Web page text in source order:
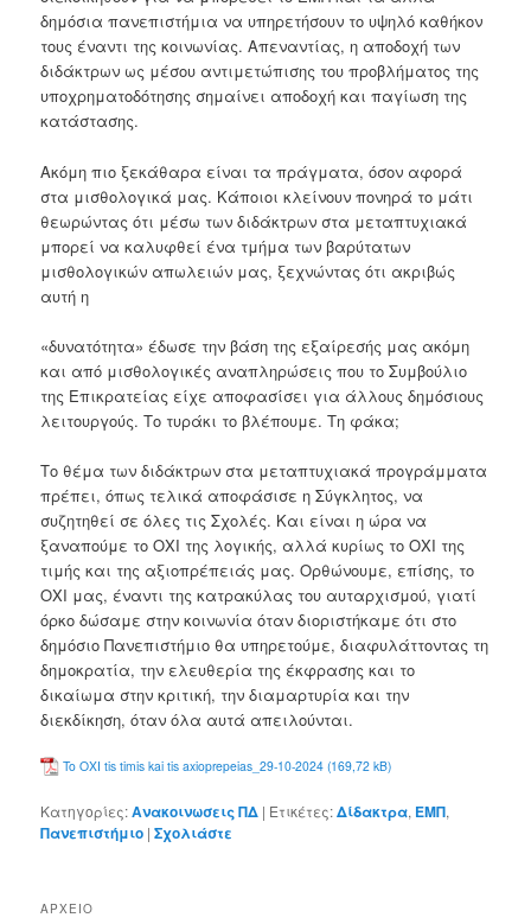
δημόσια πανεπιστήμια να υπηρετήσουν το υψηλό καθήκον
τους έναντι της κοινωνίας. Απεναντίας, η αποδοχή των
διδάκτρων ως μέσου αντιμετώπισης του προβλήματος της
υποχρηματοδότησης σημαίνει αποδοχή και παγίωση της
κατάστασης.
Ακόμη πιο ξεκάθαρα είναι τα πράγματα, όσον αφορά
στα μισθολογικά μας. Κάποιοι κλείνουν πονηρά το μάτι
θεωρώντας ότι μέσω των διδάκτρων στα μεταπτυχιακά
μπορεί να καλυφθεί ένα τμήμα των βαρύτατων
μισθολογικών απωλειών μας, ξεχνώντας ότι ακριβώς
αυτή η
«δυνατότητα» έδωσε την βάση της εξαίρεσής μας ακόμη
και από μισθολογικές αναπληρώσεις που το Συμβούλιο
της Επικρατείας είχε αποφασίσει για άλλους δημόσιους
λειτουργούς. Το τυράκι το βλέπουμε. Τη φάκα;
Το θέμα των διδάκτρων στα μεταπτυχιακά προγράμματα
πρέπει, όπως τελικά αποφάσισε η Σύγκλητος, να
συζητηθεί σε όλες τις Σχολές. Και είναι η ώρα να
ξαναπούμε το ΟΧΙ της λογικής, αλλά κυρίως το ΟΧΙ της
τιμής και της αξιοπρέπειάς μας. Ορθώνουμε, επίσης, το
ΟΧΙ μας, έναντι της κατρακύλας του αυταρχισμού, γιατί
όρκο δώσαμε στην κοινωνία όταν διοριστήκαμε ότι στο
δημόσιο Πανεπιστήμιο θα υπηρετούμε, διαφυλάττοντας τη
δημοκρατία, την ελευθερία της έκφρασης και το
δικαίωμα στην κριτική, την διαμαρτυρία και την
διεκδίκηση, όταν όλα αυτά απειλούνται.
To OXI tis timis kai tis axioprepeias_29-10-2024
Κατηγορίες:Ανακοινωσεις ΠΔ | Ετικέτες:Δίδακτρα, ΕΜΠ,
Πανεπιστήμιο |Σχολιάστε
ΑΡΧΕΊΟ